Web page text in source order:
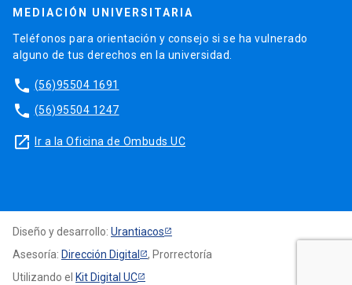
MEDIACIÓN UNIVERSITARIA
Teléfonos para orientación y consejo si se ha vulnerado
alguno de tus derechos en la universidad.
phone (56)95504 1691
phone (56)95504 1247
launch Ir a la Oficina de Ombuds UC
Diseño y desarrollo: Urantiacos
Asesoría: Dirección Digital
, Prorrectoría
Utilizando el Kit Digital UC